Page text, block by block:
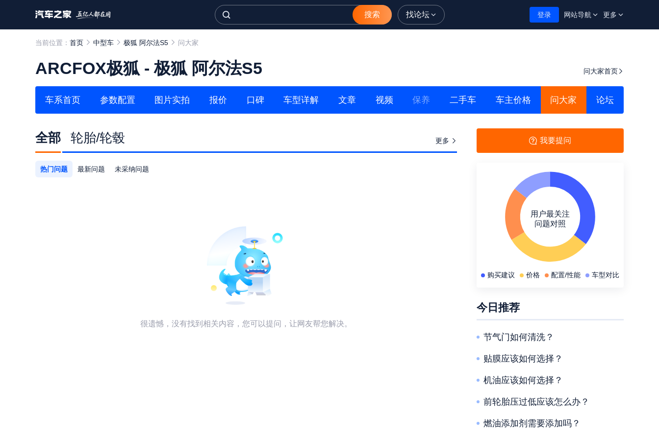
搜索 找论坛 登录 网站导航 更多
当前位置： 首页 中型车 极狐 阿尔法S5 问大家
ARCFOX极狐 -极狐 阿尔法S5 问大家首页
车系首页 参数配置 图片实拍 报价 口碑 车型详解 文章 视频 保养 二手车 车主价格 问大家 论坛
全部 轮胎/轮毂 更多
热门问题 最新问题 未采纳问题
很遗憾，没有找到相关内容，您可以提问，让网友帮您解决。
我要提问
用户最关注
问题对照
今日推荐
节气门如何清洗？
贴膜应该如何选择？
机油应该如何选择？
前轮胎压过低应该怎么办？
燃油添加剂需要添加吗？